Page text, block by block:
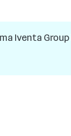
Iventa Group